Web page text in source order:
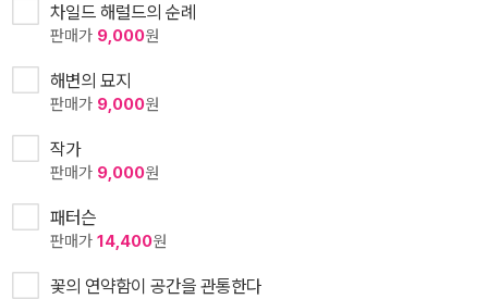
차일드 해럴드의 순례
판매가 9,000원
해변의 묘지
판매가 9,000원
작가
판매가 9,000원
패터슨
판매가 14,400원
꽃의 연약함이 공간을 관통한다